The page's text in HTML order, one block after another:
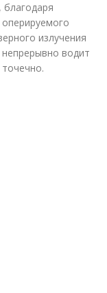
благодаря
излучения
водит